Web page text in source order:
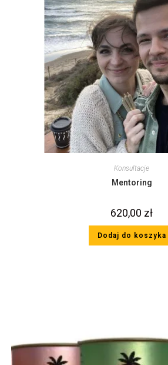
Konsultacje
Mentoring
620,00 zł
Dodaj do koszyka